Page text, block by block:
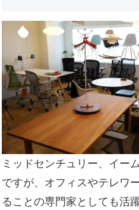
ミッドセンチュリー、イー
ですが、オフィスやテレワ
ることの専門家としても活